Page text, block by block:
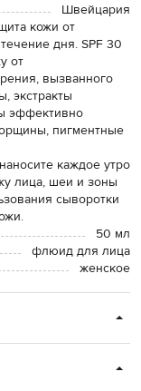
Швейцария
кожи от
дня. SPF 30
от
вызванного
экстракты
эффективно
пигментные
каждое утро
лица, шеи и зоны
сыворотки
50 мл
флюид для лица
женское